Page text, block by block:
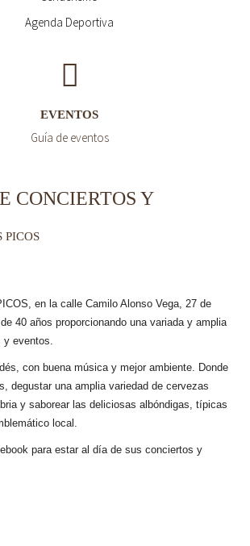
Agenda Deportiva
EVENTOS
Guía de eventos
CONCIERTOS Y
PICOS
en la calle Camilo Alonso Vega, 27 de
40 años proporcionando una variada y amplia
eventos.
con buena música y mejor ambiente. Donde
degustar una amplia variedad de cervezas
y saborear las deliciosas albóndigas, típicas
local.
para estar al día de sus conciertos y